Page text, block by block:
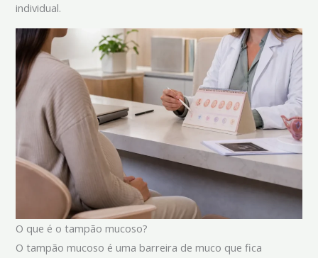
individual.
O que é o tampão mucoso?
O tampão mucoso é uma barreira de muco que fica